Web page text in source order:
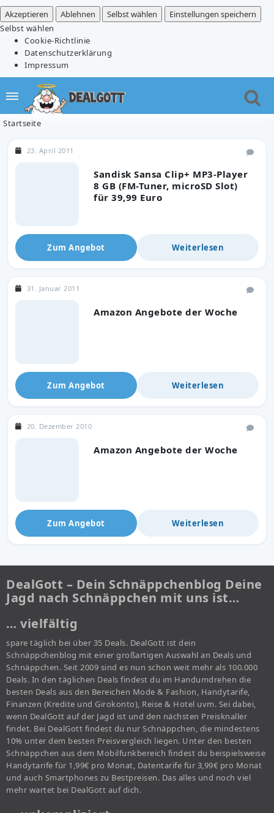
Akzeptieren
Ablehnen Selbst wählen
Einstellungen speichern
Selbst wählen
Cookie-Richtlinie
Datenschutzerklärung
Impressum
Startseite
Sandisk Sansa Clip+ MP3-Player
8 GB (FM-Tuner, microSD Slot)
für 39,99 Euro
23. April 2011
Zum Angebot Weiterlesen
Amazon Angebote der Woche
31. Januar 2011
Zum Angebot Weiterlesen
Amazon Angebote der Woche
20. Dezember 2010
Zum Angebot Weiterlesen
DealGott – Dein Schnäppchenblog Deine
Jagd nach Schnäppchen mit uns ist…
… vielfältig
spare täglich bei über 35 Deals. DealGott ist dein
Schnäppchenblog mit einer großartigen Auswahl an Deals und
Schnäppchen. Seit 2009 sind es nun schon weit mehr als 100.000
Deals. In den täglichen Deals findest du im Handumdrehen die
besten Deals aus den Bereichen Mode & Fashion, Handytarife,
Finanzen (Kredite und Girokonto), Reise & Hotel uvm. Sei dabei,
wenn DealGott auf der Jagd ist und den nächsten Preisknaller
findet. Bei DealGott findest du nur Schnäppchen, die mindestens
10% unter dem besten Preisvergleich liegen. Unter den besten
Schnäppchen aus dem Mobilfunkbereich findest du beispielsweise
Handytarife für 1,99€ pro Monat, Datentarife für 3,99€ pro Monat
und auch Smartphones zu Bestpreisen. Das alles und noch viel
mehr wartet bei DealGott auf dich.